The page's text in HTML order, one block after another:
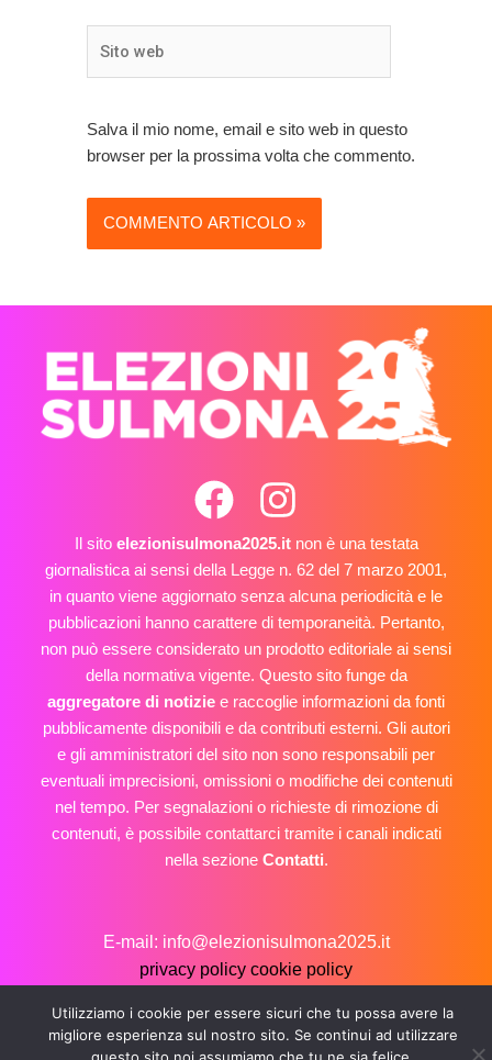
Salva il mio nome, email e sito web in questo
browser per la prossima volta che commento.
Il sito elezionisulmona2025.itnon è una testata
giornalistica ai sensi della Legge n. 62 del 7 marzo 2001,
in quanto viene aggiornato senza alcuna periodicità e le
pubblicazioni hanno carattere di temporaneità. Pertanto,
non può essere considerato un prodotto editoriale ai sensi
della normativa vigente. Questo sito funge da
aggregatore di notizie e raccoglie informazioni da fonti
pubblicamente disponibili e da contributi esterni. Gli autori
e gli amministratori del sito non sono responsabili per
eventuali imprecisioni, omissioni o modifiche dei contenuti
nel tempo. Per segnalazioni o richieste di rimozione di
contenuti, è possibile contattarci tramite i canali indicati
nella sezione Contatti.
E-mail: info@elezionisulmona2025.it
privacy policy cookie policy
Utilizziamo i cookie per essere sicuri che tu possa avere la
migliore esperienza sul nostro sito. Se continui ad utilizzare